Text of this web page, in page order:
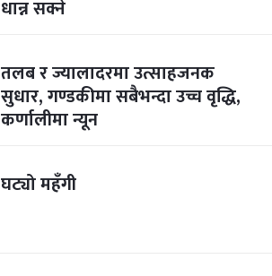
धान्न सक्ने
तलब र ज्यालादरमा उत्साहजनक
सुधार, गण्डकीमा सबैभन्दा उच्च वृद्धि,
कर्णालीमा न्यून
घट्यो महँगी